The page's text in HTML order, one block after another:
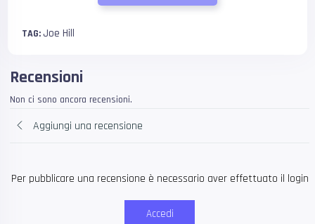
TAG: Joe Hill
Recensioni
Non ci sono ancora recensioni.
Aggiungi una recensione
Per pubblicare una recensione è necessario aver effettuato il login
Accedi